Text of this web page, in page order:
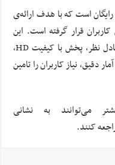
است که با هدف ارائه‌ی
قرار گرفته ‏است. این
سرویس با ارائه ویژگی‌‏هایی چون بحث و تبادل نظر، پخش با کیفیت HD،
دقیق، نیاز کاربران را تامین
می‏‌توانند به نشانی